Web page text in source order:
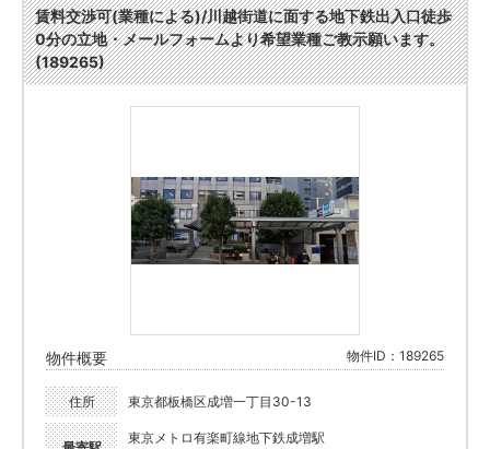
賃料交渉可(業種による)/川越街道に面する地下鉄出入口徒歩
0分の立地・メールフォームより希望業種ご教示願います。
(189265)
物件概要 物件ID：189265
住所 東京都板橋区成増一丁目30-13
東京メトロ有楽町線地下鉄成増駅